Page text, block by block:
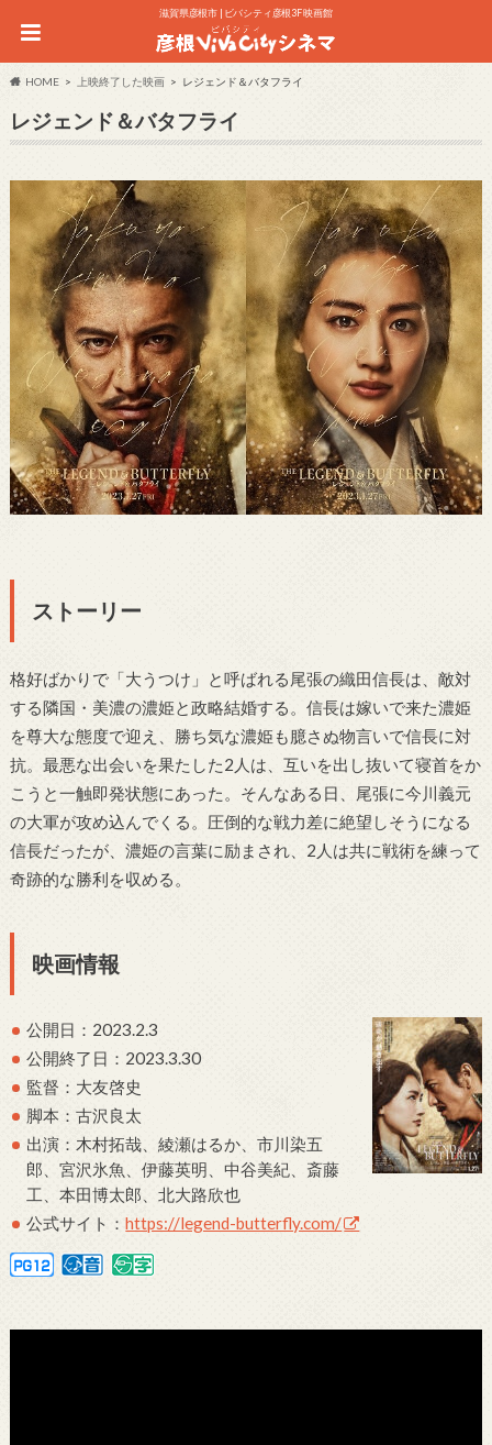
滋賀県彦根市 | ビバシティ彦根3F 映画館
HOME 上映終了した映画 レジェンド＆バタフライ
レジェンド＆バタフライ
ストーリー
格好ばかりで「大うつけ」と呼ばれる尾張の織田信長は、敵対
する隣国・美濃の濃姫と政略結婚する。信長は嫁いで来た濃姫
を尊大な態度で迎え、勝ち気な濃姫も臆さぬ物言いで信長に対
抗。最悪な出会いを果たした2人は、互いを出し抜いて寝首をか
こうと一触即発状態にあった。そんなある日、尾張に今川義元
の大軍が攻め込んでくる。圧倒的な戦力差に絶望しそうになる
信長だったが、濃姫の言葉に励まされ、2人は共に戦術を練って
奇跡的な勝利を収める。
映画情報
公開日：2023.2.3
公開終了日：2023.3.30
監督：大友啓史
脚本：古沢良太
出演：木村拓哉、綾瀬はるか、市川染五
郎、宮沢氷魚、伊藤英明、中谷美紀、斎藤
工、本田博太郎、北大路欣也
公式サイト：https://legend-butterfly.com/